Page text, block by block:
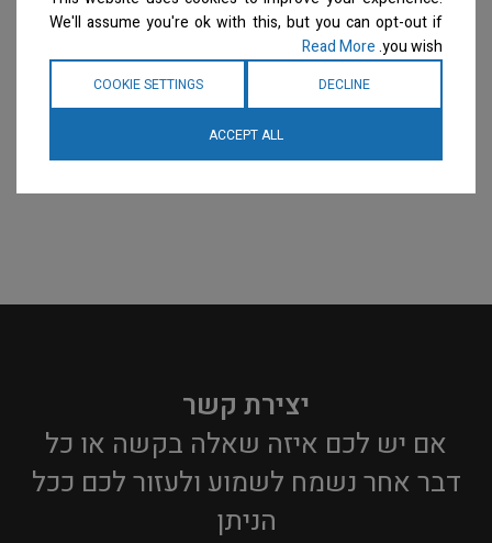
למידע נוסף
למידע נוסף
יצירת קשר
אם יש לכם איזה שאלה בקשה או כל
דבר אחר נשמח לשמוע ולעזור לכם ככל
הניתן​
We'll assume you're ok with this, but you can opt-out if
you wish.
Read More
DECLINE
COOKIE SETTINGS
ACCEPT ALL